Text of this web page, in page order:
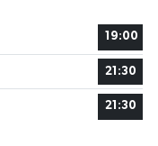
19:00
21:30
21:30